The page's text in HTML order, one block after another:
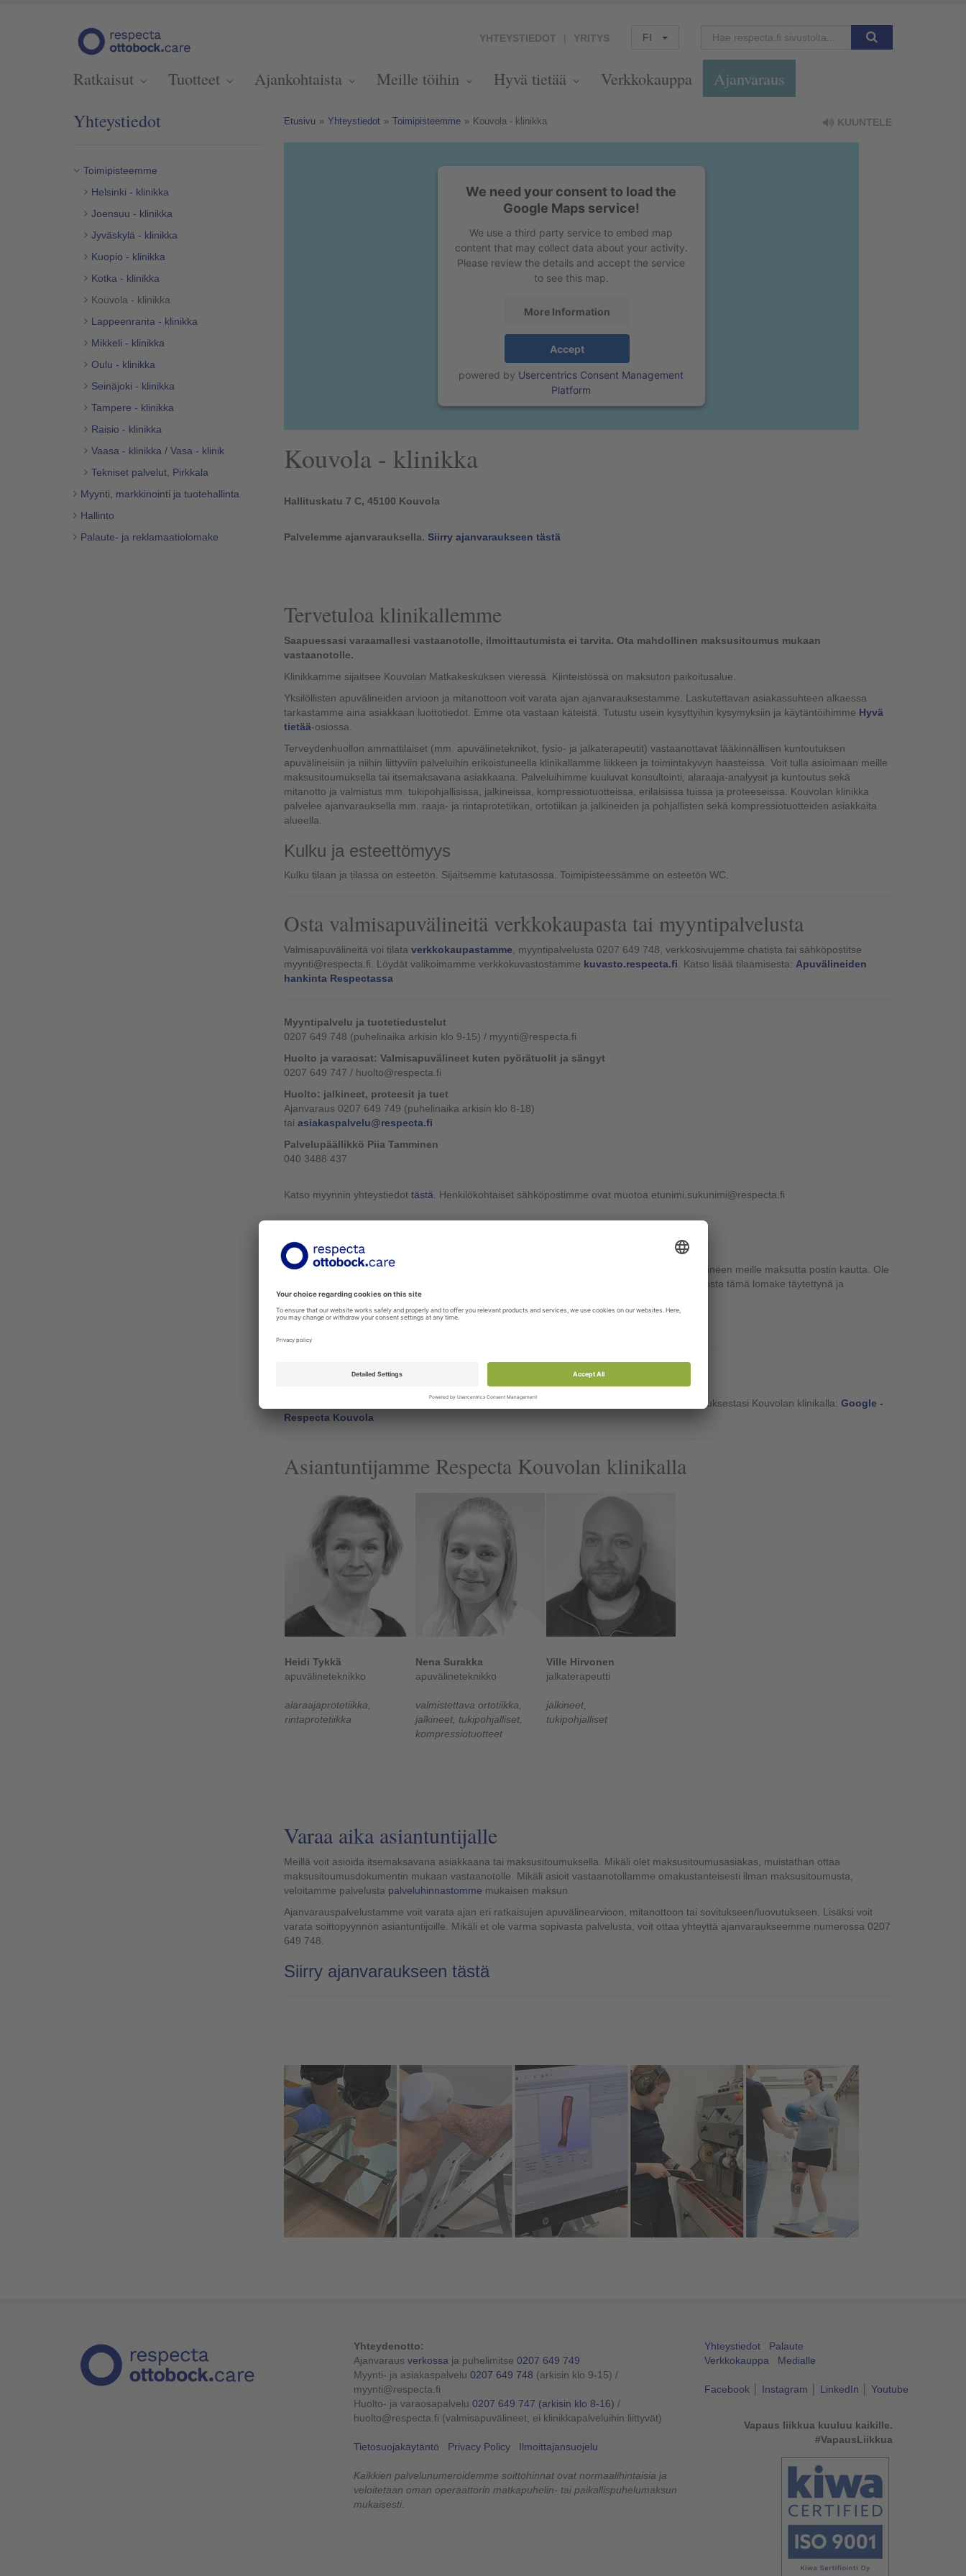
YHTEYSTIEDOT YRITYS FI
Ratkaisut Tuotteet Ajankohtaista Meille töihin Hyvä tietää Verkkokauppa Ajanvaraus
Yhteystiedot
Toimipisteemme
Helsinki - klinikka
Joensuu - klinikka
Jyväskylä - klinikka
Kuopio - klinikka
Kotka - klinikka
Kouvola - klinikka
Lappeenranta - klinikka
Mikkeli - klinikka
Oulu - klinikka
Seinäjoki - klinikka
Tampere - klinikka
Raisio - klinikka
Vaasa - klinikka / Vasa - klinik
Tekniset palvelut, Pirkkala
Myynti, markkinointi ja tuotehallinta
Hallinto
Palaute- ja reklamaatiolomake
Etusivu » Yhteystiedot » Toimipisteemme » Kouvola - klinikka KUUNTELE
We need your consent to load the
Google Maps service!
We use a third party service to embed map
content that may collect data about your activity.
Please review the details and accept the service
to see this map.
More Information
Accept
powered by Usercentrics Consent Management
Platform
Kouvola - klinikka
Hallituskatu 7 C, 45100 Kouvola
Palvelemme ajanvarauksella. Siirry ajanvaraukseen tästä
Tervetuloa klinikallemme
Saapuessasi varaamallesi vastaanotolle, ilmoittautumista ei tarvita. Ota mahdollinen maksusitoumus mukaan
vastaanotolle.
Klinikkamme sijaitsee Kouvolan Matkakeskuksen vieressä. Kiinteistössä on maksuton paikoitusalue.
Yksilöllisten apuvälineiden arvioon ja mitanottoon voit varata ajan ajanvarauksestamme. Laskutettavan asiakassuhteen alkaessa
tarkastamme aina asiakkaan luottotiedot. Emme ota vastaan käteistä. Tutustu usein kysyttyihin kysymyksiin ja käytäntöihimme Hyvä
tietää-osiossa.
Terveydenhuollon ammattilaiset (mm. apuvälineteknikot, fysio- ja jalkaterapeutit) vastaanottavat lääkinnällisen kuntoutuksen
apuvälineisiin ja niihin liittyviin palveluihin erikoistuneella klinikallamme liikkeen ja toimintakyvyn haasteissa. Voit tulla asioimaan meille
maksusitoumuksella tai itsemaksavana asiakkaana. Palveluihimme kuuluvat konsultointi, alaraaja-analyysit ja kuntoutus sekä
mitanotto ja valmistus mm. tukipohjallisissa, jalkineissa, kompressiotuotteissa, erilaisissa tuissa ja proteeseissa. Kouvolan klinikka
palvelee ajanvarauksella mm. raaja- ja rintaprotetiikan, ortotiikan ja jalkineiden ja pohjallisten sekä kompressiotuotteiden asiakkaita
alueella.
Kulku ja esteettömyys
Kulku tilaan ja tilassa on esteetön. Sijaitsemme katutasossa. Toimipisteessämme on esteetön WC.
Osta valmisapuvälineitä verkkokaupasta tai myyntipalvelusta
Valmisapuvälineitä voi tilata verkkokaupastamme , myyntipalvelusta 0207 649 748, verkkosivujemme chatista tai sähköpostitse
myynti@respecta.fi. Löydät valikoimamme verkkokuvastostamme kuvasto.respecta.fi . Katso lisää tilaamisesta: Apuvälineiden
hankinta Respectassa
Myyntipalvelu ja tuotetiedustelut
0207 649 748 (puhelinaika arkisin klo 9-15) / myynti@respecta.fi
Huolto ja varaosat: Valmisapuvälineet kuten pyörätuolit ja sängyt
0207 649 747 / huolto@respecta.fi
Huolto: jalkineet, proteesit ja tuet
Ajanvaraus 0207 649 749 (puhelinaika arkisin klo 8-18)
tai asiakaspalvelu@respecta.fi
Palvelupäällikkö Piia Tamminen
040 3488 437
Katso myynnin yhteystiedot tästä . Henkilökohtaiset sähköpostimme ovat muotoa etunimi.sukunimi@respecta.fi
Jalkineiden toimitus meille
Mikäli olet asioinut Respectalla jo aiemmin jalkineen korotukseen liittyen, voit toimittaa nyt jalkineen meille maksutta postin kautta. Ole
kuitenkin aina ennen tuotteen lähettämistä yhteydessä omaan Respectan asiantuntijaasi. Tulosta tämä lomake täytettynä ja
maksusitoumuksesi mukaan lähetykseen:
Lomake: Tuotteen lähetys Respectalle - Kouvola
Kerro kokemuksestasi muillekin
Arvostamme mielipidettäsi - pienikin palaute auttaa valtavasti. Jaa lyhyt arviosi asiakaskokemuksestasi Kouvolan klinikalla: Google -
Respecta Kouvola
Asiantuntijamme Respecta Kouvolan klinikalla
Heidi Tykkä
apuvälineteknikko
alaraajaprotetiikka,
rintaprotetiikka
Nena Surakka
apuvälineteknikko
valmistettava ortotiikka,
jalkineet, tukipohjalliset,
kompressiotuotteet
Ville Hirvonen
jalkaterapeutti
jalkineet,
tukipohjalliset
Varaa aika asiantuntijalle
Meillä voit asioida itsemaksavana asiakkaana tai maksusitoumuksella. Mikäli olet maksusitoumusasiakas, muistathan ottaa
maksusitoumusdokumentin mukaan vastaanotolle. Mikäli asioit vastaanotollamme omakustanteisesti ilman maksusitoumusta,
veloitamme palvelusta palveluhinnastomme mukaisen maksun.
Ajanvarauspalvelustamme voit varata ajan eri ratkaisujen apuvälinearvioon, mitanottoon tai sovitukseen/luovutukseen. Lisäksi voit
varata soittopyynnön asiantuntijoille. Mikäli et ole varma sopivasta palvelusta, voit ottaa yhteyttä ajanvaraukseemme numerossa 0207
649 748.
Siirry ajanvaraukseen tästä
Yhteydenotto:
Ajanvaraus verkossa ja puhelimitse 0207 649 749
Myynti- ja asiakaspalvelu 0207 649 748 (arkisin klo 9-15) /
myynti@respecta.fi
Huolto- ja varaosapalvelu 0207 649 747 (arkisin klo 8-16) /
huolto@respecta.fi (valmisapuvälineet, ei klinikkapalveluihin liittyvät)
Tietosuojakäytäntö Privacy Policy Ilmoittajansuojelu
Kaikkien palvelunumeroidemme soittohinnat ovat normaalihintaisia ja
veloitetaan oman operaattorin matkapuhelin- tai paikallispuhelumaksun
mukaisesti.
Yhteystiedot
Palaute
Verkkokauppa
Medialle
Facebook│ Instagram LinkedIn Youtube
Vapaus liikkua kuuluu kaikille.
#VapausLiikkua